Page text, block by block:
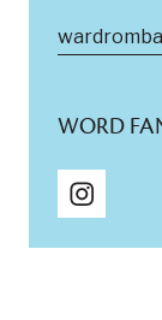
WORD